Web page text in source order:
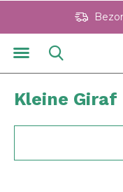
Kleine Giraf